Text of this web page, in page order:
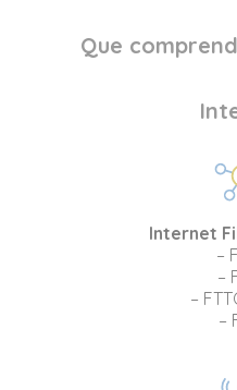
Que
Internet
–
–
–
–